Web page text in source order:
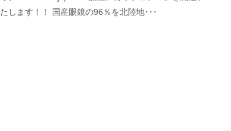
たします！！ 国産眼鏡の96％を北陸地･･･